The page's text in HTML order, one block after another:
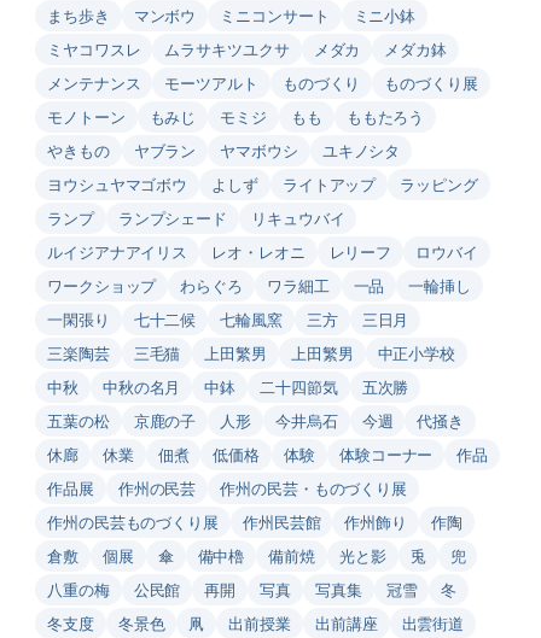
まち歩き
マンボウ ミニコンサート
ミニ小鉢
ミヤコワスレ
ムラサキツユクサ メダカ
メダカ鉢
メンテナンス
モーツアルト ものづくり
ものづくり展
モノトーン
もみじ モミジ もも
ももたろう
やきもの
ヤブラン ヤマボウシ
ユキノシタ
ヨウシュヤマゴボウ
よしず ライトアップ
ラッピング
ランプ
ランプシェード
リキュウバイ
ルイジアナアイリス
レオ・レオニ レリーフ
ロウバイ
ワークショップ
わらぐろ ワラ細工 一品
一輪挿し
一閑張り
七十二候 七輪風窯 三方
三日月
三楽陶芸
三毛猫 上田繁男 上田繁男
中正小学校
中秋
中秋の名月 中鉢 二十四節気
五次勝
五葉の松
京鹿の子 人形 今井烏石 今週
代掻き
休廊
休業 佃煮 低価格 体験 体験コーナー
作品
作品展
作州の民芸
作州の民芸・ものづくり展
作州の民芸ものづくり展
作州民芸館 作州飾り
作陶
倉敷
個展 傘 備中櫓 備前焼 光と影 兎
兜
八重の梅
公民館 再開 写真 写真集 冠雪
冬
冬支度
冬景色 凧 出前授業 出前講座
出雲街道